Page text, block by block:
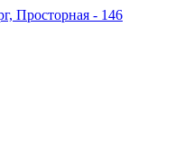
Просторная - 146